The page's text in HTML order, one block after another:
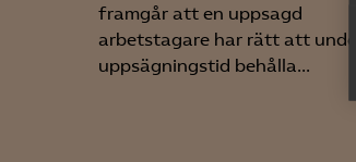
framgår att en uppsagd
arbetstagare har rätt att under
uppsägningstid behålla...